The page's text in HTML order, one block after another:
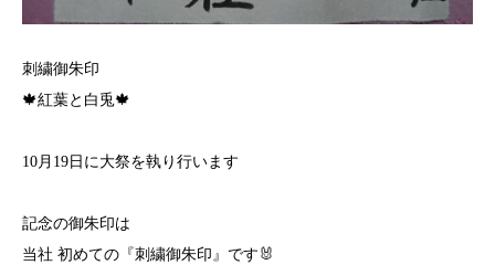
刺繍御朱印
🍁紅葉と白兎🍁
10月19日に大祭を執り行います
記念の御朱印は
当社 初めての『刺繍御朱印』です🐰